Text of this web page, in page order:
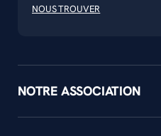
NOUS TROUVER
NOTRE ASSOCIATION